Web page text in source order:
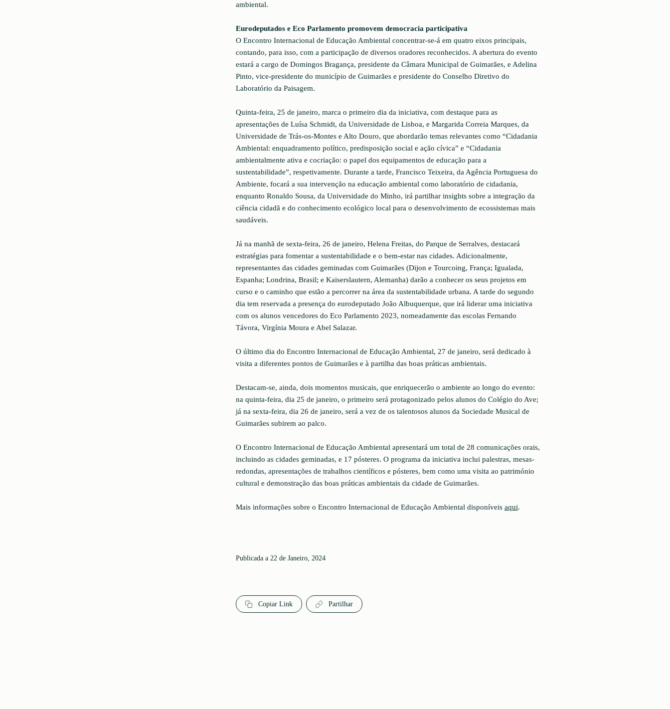
ambiental.
Eurodeputados e Eco Parlamento promovem democracia participativa
O Encontro Internacional de Educação Ambiental concentrar-se-á em quatro eixos principais,
contando, para isso, com a participação de diversos oradores reconhecidos. A abertura do evento
estará a cargo de Domingos Bragança, presidente da Câmara Municipal de Guimarães, e Adelina
Pinto, vice-presidente do município de Guimarães e presidente do Conselho Diretivo do
Laboratório da Paisagem.
Quinta-feira, 25 de janeiro, marca o primeiro dia da iniciativa, com destaque para as
apresentações de Luísa Schmidt, da Universidade de Lisboa, e Margarida Correia Marques, da
Universidade de Trás-os-Montes e Alto Douro, que abordarão temas relevantes como “Cidadania
Ambiental: enquadramento político, predisposição social e ação cívica” e “Cidadania
ambientalmente ativa e cocriação: o papel dos equipamentos de educação para a
sustentabilidade”, respetivamente. Durante a tarde, Francisco Teixeira, da Agência Portuguesa do
Ambiente, focará a sua intervenção na educação ambiental como laboratório de cidadania,
enquanto Ronaldo Sousa, da Universidade do Minho, irá partilhar insights sobre a integração da
ciência cidadã e do conhecimento ecológico local para o desenvolvimento de ecossistemas mais
saudáveis.
Já na manhã de sexta-feira, 26 de janeiro, Helena Freitas, do Parque de Serralves, destacará
estratégias para fomentar a sustentabilidade e o bem-estar nas cidades. Adicionalmente,
representantes das cidades geminadas com Guimarães (Dijon e Tourcoing, França; Igualada,
Espanha; Londrina, Brasil; e Kaiserslautern, Alemanha) darão a conhecer os seus projetos em
curso e o caminho que estão a percorrer na área da sustentabilidade urbana. A tarde do segundo
dia tem reservada a presença do eurodeputado João Albuquerque, que irá liderar uma iniciativa
com os alunos vencedores do Eco Parlamento 2023, nomeadamente das escolas Fernando
Távora, Virgínia Moura e Abel Salazar.
O último dia do Encontro Internacional de Educação Ambiental, 27 de janeiro, será dedicado à
visita a diferentes pontos de Guimarães e à partilha das boas práticas ambientais.
Destacam-se, ainda, dois momentos musicais, que enriquecerão o ambiente ao longo do evento:
na quinta-feira, dia 25 de janeiro, o primeiro será protagonizado pelos alunos do Colégio do Ave;
já na sexta-feira, dia 26 de janeiro, será a vez de os talentosos alunos da Sociedade Musical de
Guimarães subirem ao palco.
O Encontro Internacional de Educação Ambiental apresentará um total de 28 comunicações orais,
incluindo as cidades geminadas, e 17 pósteres. O programa da iniciativa inclui palestras, mesas-
redondas, apresentações de trabalhos científicos e pósteres, bem como uma visita ao património
cultural e demonstração das boas práticas ambientais da cidade de Guimarães.
Mais informações sobre o Encontro Internacional de Educação Ambiental disponíveis aqui.
Publicada a 22 de Janeiro, 2024
Copiar Link Partilhar